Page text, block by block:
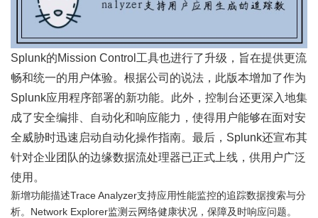
Splunk的Mission Control工具也进行了升级，旨在提供更流
畅和统一的用户体验。根据公司的说法，此版本增加了作为
Splunk应用程序部署的新功能。此外，控制台还更深入地集
成了安全编排、自动化和响应能力，使得用户能够在面对安
全威胁时迅速启动自动化操作指南。最后，Splunk还宣布其
针对企业团队的边缘数据流处理器已正式上线，供用户广泛
使用。
新增功能描述Trace Analyzer支持应用性能监控的追踪数据搜索与分
析。Network Explorer监测云网络健康状况，保障及时响应问题。